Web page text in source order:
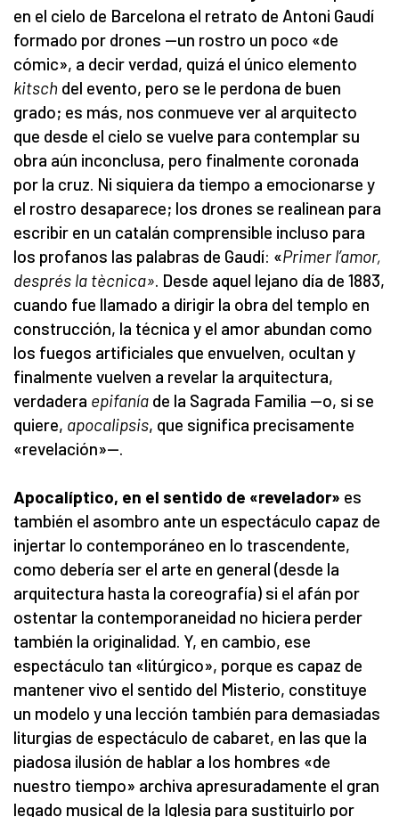
en el cielo de Barcelona el retrato de Antoni Gaudí
formado por drones —un rostro un poco «de
cómic», a decir verdad, quizá el único elemento
kitsch del evento, pero se le perdona de buen
grado; es más, nos conmueve ver al arquitecto
que desde el cielo se vuelve para contemplar su
obra aún inconclusa, pero finalmente coronada
por la cruz. Ni siquiera da tiempo a emocionarse y
el rostro desaparece; los drones se realinean para
escribir en un catalán comprensible incluso para
los profanos las palabras de Gaudí: «Primer l’amor,
després la tècnica» . Desde aquel lejano día de 1883,
cuando fue llamado a dirigir la obra del templo en
construcción, la técnica y el amor abundan como
los fuegos artificiales que envuelven, ocultan y
finalmente vuelven a revelar la arquitectura,
verdadera epifanía de la Sagrada Familia —o, si se
quiere, apocalipsis, que significa precisamente
«revelación»—.
Apocalíptico, en el sentido de «revelador» es
también el asombro ante un espectáculo capaz de
injertar lo contemporáneo en lo trascendente,
como debería ser el arte en general (desde la
arquitectura hasta la coreografía) si el afán por
ostentar la contemporaneidad no hiciera perder
también la originalidad. Y, en cambio, ese
espectáculo tan «litúrgico», porque es capaz de
mantener vivo el sentido del Misterio, constituye
un modelo y una lección también para demasiadas
liturgias de espectáculo de cabaret, en las que la
piadosa ilusión de hablar a los hombres «de
nuestro tiempo» archiva apresuradamente el gran
legado musical de la Iglesia para sustituirlo por